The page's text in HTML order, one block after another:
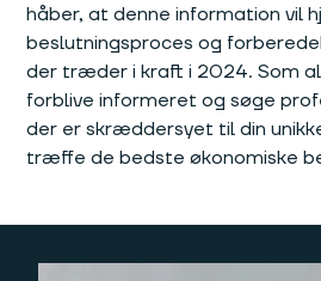
håber, at denne information vil
beslutningsproces og
der træder i kraft i 2024. Som
forblive informeret og søge
der er skræddersyet til din
træffe de bedste økonomiske